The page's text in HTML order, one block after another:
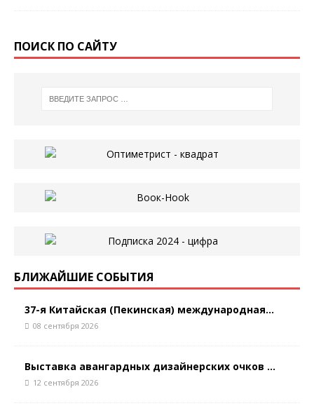
ПОИСК ПО САЙТУ
БЛИЖАЙШИЕ СОБЫТИЯ
37-я Китайская (Пекинская) международная...
08 сентября 2026
Выставка авангардных дизайнерских очков ...
12 сентября 2026